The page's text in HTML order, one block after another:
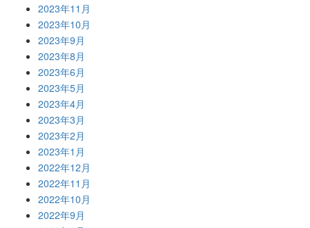
2023年11月
2023年10月
2023年9月
2023年8月
2023年6月
2023年5月
2023年4月
2023年3月
2023年2月
2023年1月
2022年12月
2022年11月
2022年10月
2022年9月